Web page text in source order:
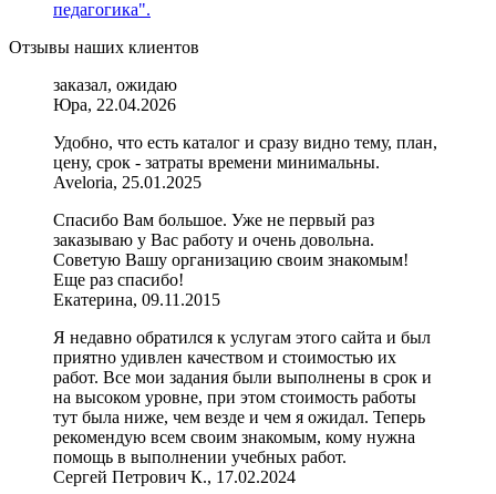
педагогика".
Отзывы наших клиентов
заказал, ожидаю
Юра, 22.04.2026
Удобно, что есть каталог и сразу видно тему, план,
цену, срок - затраты времени минимальны.
Aveloria, 25.01.2025
Спасибо Вам большое. Уже не первый раз
заказываю у Вас работу и очень довольна.
Советую Вашу организацию своим знакомым!
Еще раз спасибо!
Екатерина, 09.11.2015
Я недавно обратился к услугам этого сайта и был
приятно удивлен качеством и стоимостью их
работ. Все мои задания были выполнены в срок и
на высоком уровне, при этом стоимость работы
тут была ниже, чем везде и чем я ожидал. Теперь
рекомендую всем своим знакомым, кому нужна
помощь в выполнении учебных работ.
Сергей Петрович К., 17.02.2024